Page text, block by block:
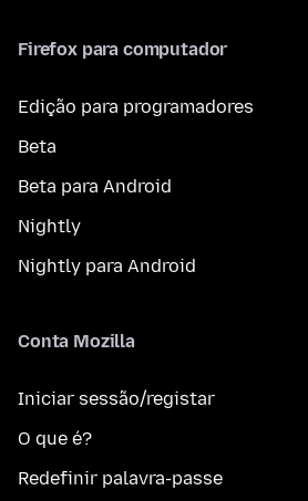
Firefox para computador
Edição para programadores
Beta
Beta para Android
Nightly
Nightly para Android
Conta Mozilla
Iniciar sessão/registar
O que é?
Redefinir palavra-passe